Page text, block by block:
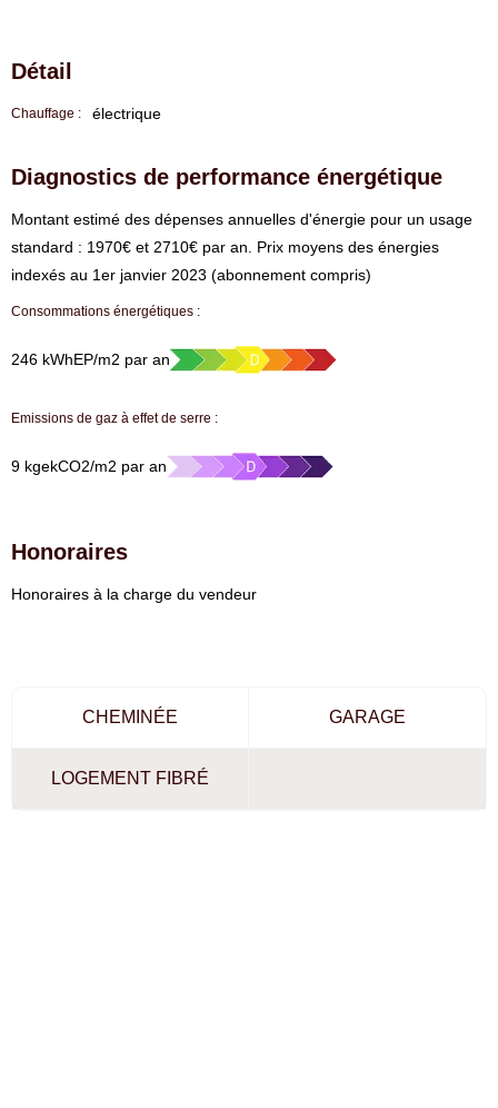
Détail
Chauffage : électrique
Diagnostics de performance énergétique
⁠Montant estimé des dépenses annuelles d'énergie pour un usage
standard : 1970€ et 2710€ par an. Prix moyens des énergies
indexés au 1er janvier 2023 (abonnement compris)
Consommations énergétiques :
246 kWhEP/m2 par an
Emissions de gaz à effet de serre :
9 kgekCO2/m2 par an
Honoraires
Honoraires à la charge du vendeur
CHEMINÉE GARAGE
LOGEMENT FIBRÉ